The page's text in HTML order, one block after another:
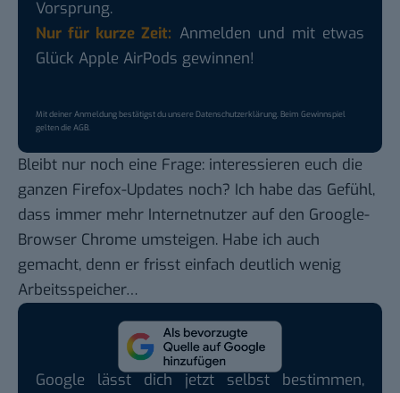
Vorsprung.
Nur für kurze Zeit: Anmelden und mit etwas
Glück Apple AirPods gewinnen!
Mit deiner Anmeldung bestätigst du unsereDatenschutzerklärung. Beim Gewinnspiel
gelten dieAGB.
Bleibt nur noch eine Frage: interessieren euch die
ganzen Firefox-Updates noch? Ich habe das Gefühl,
dass immer mehr Internetnutzer auf den Groogle-
Browser Chrome umsteigen. Habe ich auch
gemacht, denn er frisst einfach deutlich wenig
Arbeitsspeicher…
Google lässt dich jetzt selbst bestimmen,